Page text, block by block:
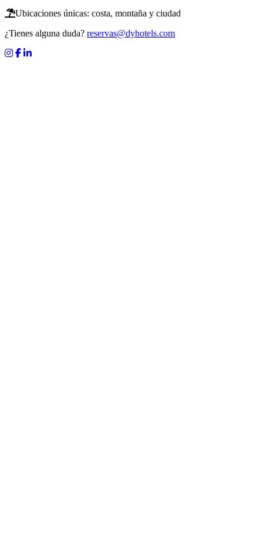
Ubicaciones únicas: costa, montaña y ciudad
¿Tienes alguna duda? reservas@dyhotels.com